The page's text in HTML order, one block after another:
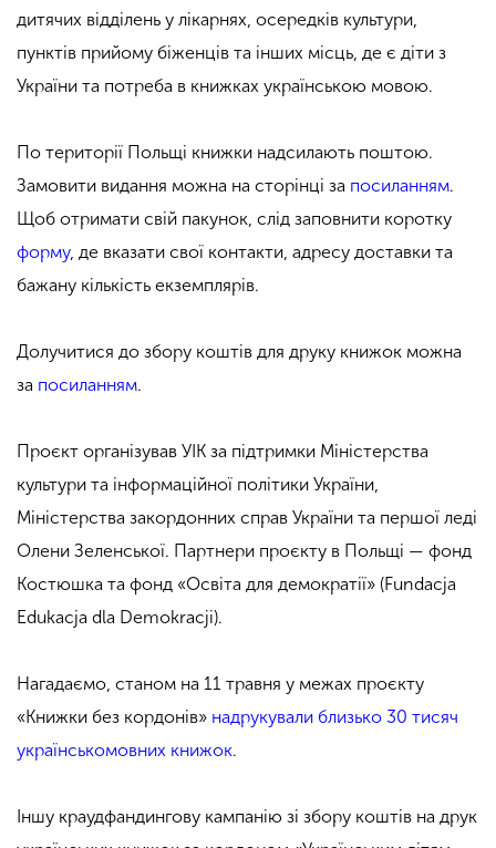
дитячих відділень у лікарнях, осередків культури,
пунктів прийому біженців та інших місць, де є діти з
України та потреба в книжках українською мовою.
По території Польщі книжки надсилають поштою.
Замовити видання можна на сторінці за посиланням.
Щоб отримати свій пакунок, слід заповнити коротку
форму, де вказати свої контакти, адресу доставки та
бажану кількість екземплярів.
Долучитися до збору коштів для друку книжок можна
за посиланням.
Проєкт організував УІК за підтримки Міністерства
культури та інформаційної політики України,
Міністерства закордонних справ України та першої леді
Олени Зеленської. Партнери проєкту в Польщі — фонд
Костюшка та фонд «Освіта для демократії» (Fundacja
Edukacja dla Demokracji).
Нагадаємо, станом на 11 травня у межах проєкту
«Книжки без кордонів» надрукували близько 30 тисяч
українськомовних книжок.
Іншу краудфандингову кампанію зі збору коштів на друк